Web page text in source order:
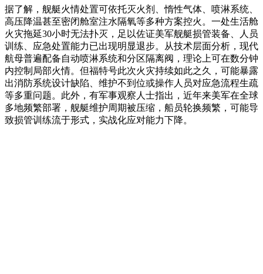
据了解，舰艇火情处置可依托灭火剂、惰性气体、喷淋系统、
高压降温甚至密闭舱室注水隔氧等多种方案控火。一处生活舱
火灾拖延30小时无法扑灭，足以佐证美军舰艇损管装备、人员
训练、应急处置能力已出现明显退步。从技术层面分析，现代
航母普遍配备自动喷淋系统和分区隔离阀，理论上可在数分钟
内控制局部火情。但福特号此次火灾持续如此之久，可能暴露
出消防系统设计缺陷、维护不到位或操作人员对应急流程生疏
等多重问题。此外，有军事观察人士指出，近年来美军在全球
多地频繁部署，舰艇维护周期被压缩，船员轮换频繁，可能导
致损管训练流于形式，实战化应对能力下降。